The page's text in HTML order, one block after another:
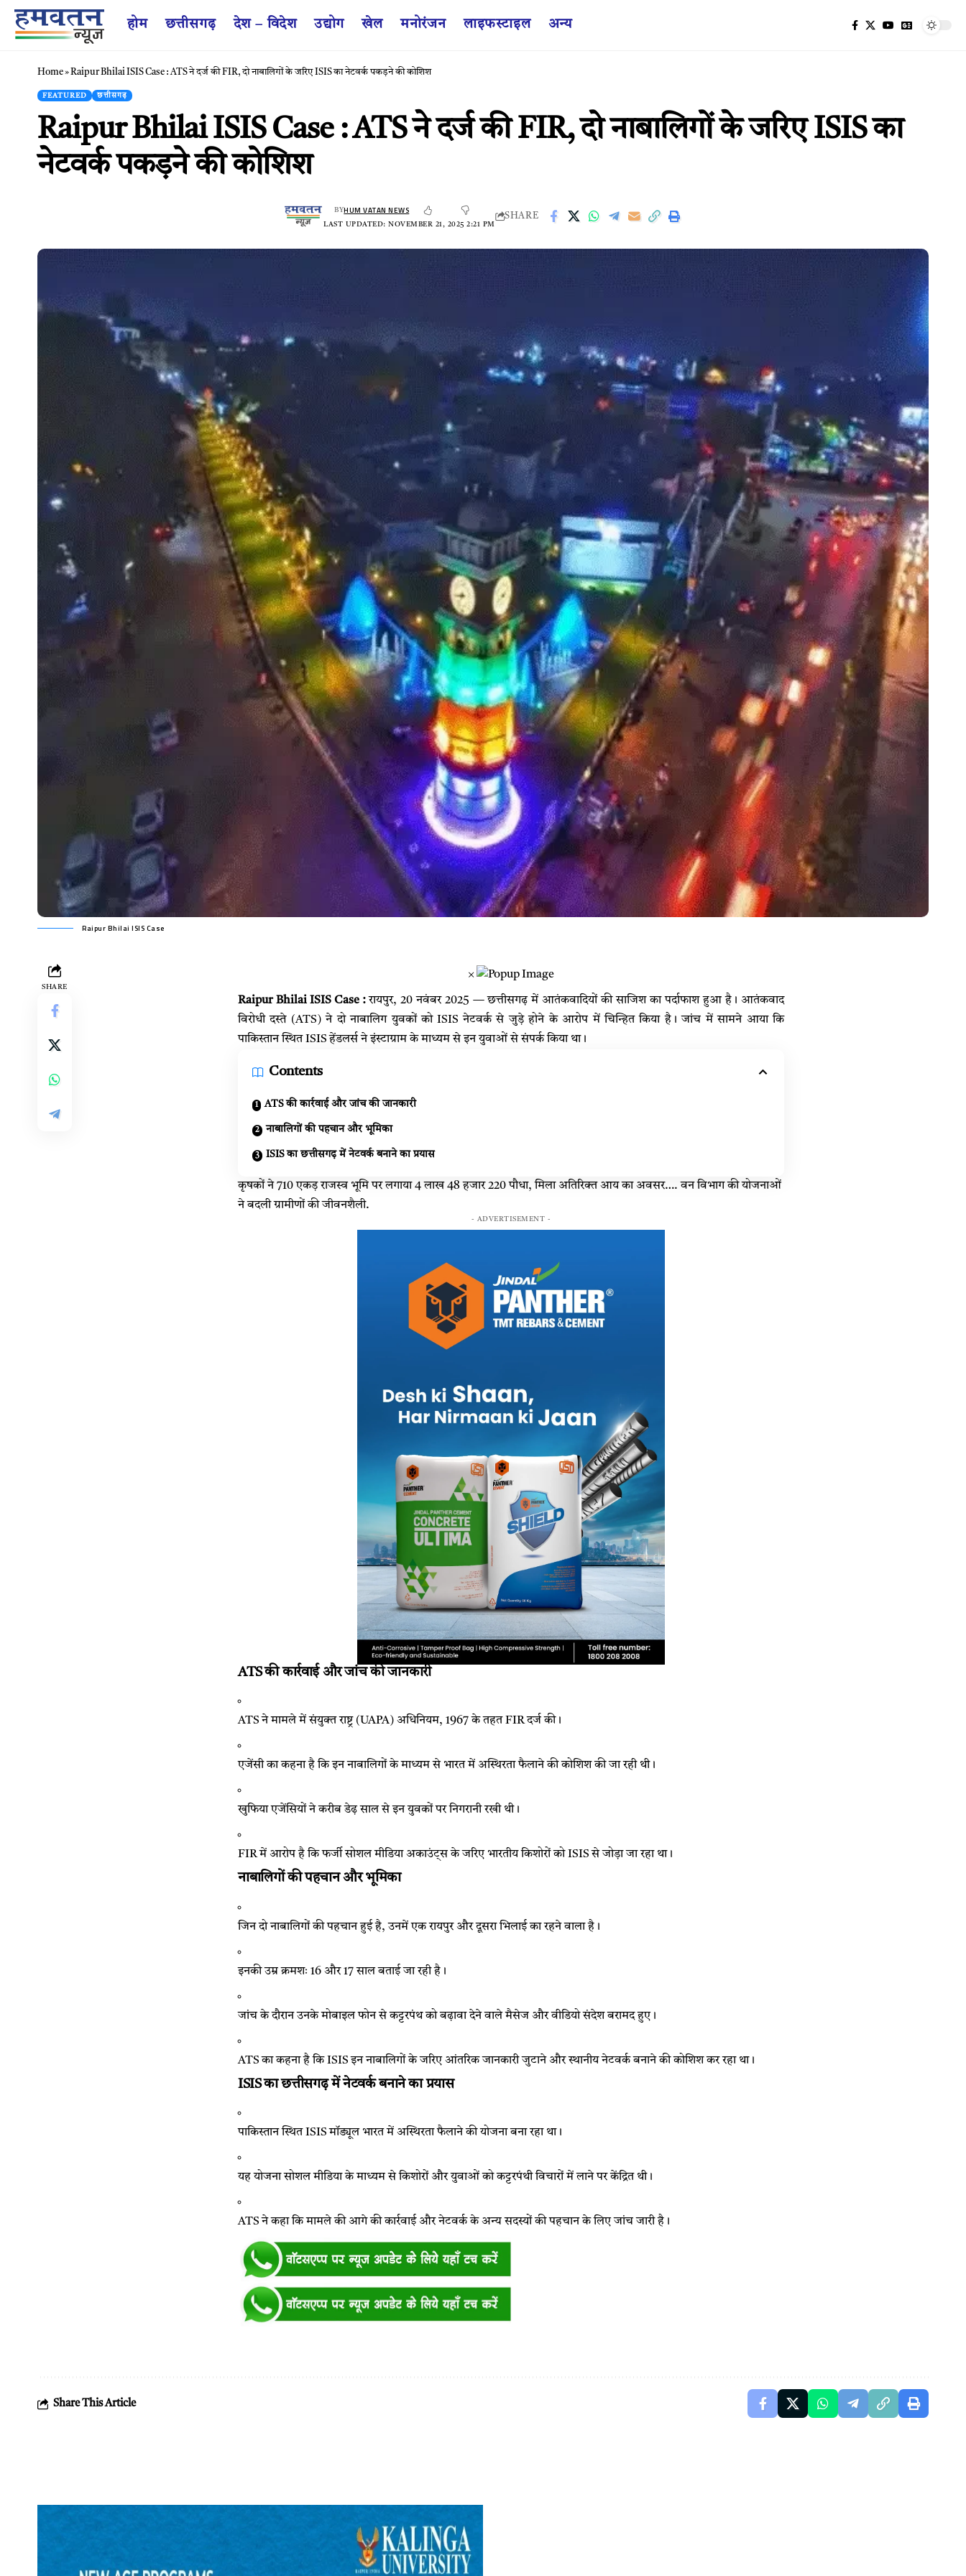
होम छत्तीसगढ़ देश – विदेश उद्योग खेल मनोरंजन लाइफस्टाइल अन्य
Home» Raipur Bhilai ISIS Case : ATS ने दर्ज की FIR, दो नाबालिगों के जरिए ISIS का नेटवर्क पकड़ने की कोशिश
FEATURED छत्तीसगढ़
Raipur Bhilai ISIS Case : ATS ने दर्ज की FIR, दो नाबालिगों के जरिए ISIS का
नेटवर्क पकड़ने की कोशिश
LAST UPDATED: NOVEMBER 21, 2025 2:21 PM
BYHUM VATAN NEWS
SHARE
Raipur Bhilai ISIS Case
SHARE
×
Raipur Bhilai ISIS Case :रायपुर, 20 नवंबर 2025 — छत्तीसगढ़ में आतंकवादियों की साजिश का पर्दाफाश हुआ है। आतंकवाद
विरोधी दस्ते (ATS) ने दो नाबालिग युवकों को ISIS नेटवर्क से जुड़े होने के आरोप में चिन्हित किया है। जांच में सामने आया कि
पाकिस्तान स्थित ISIS हेंडलर्स ने इंस्टाग्राम के माध्यम से इन युवाओं से संपर्क किया था।
Contents
ATS की कार्रवाई और जांच की जानकारी
नाबालिगों की पहचान और भूमिका
ISIS का छत्तीसगढ़ में नेटवर्क बनाने का प्रयास
कृषकों ने 710 एकड़ राजस्व भूमि पर लगाया 4 लाख 48 हजार 220 पौधा, मिला अतिरिक्त आय का अवसर…. वन विभाग की योजनाओं
ने बदली ग्रामीणों की जीवनशैली.
- ADVERTISEMENT -
ATS की कार्रवाई और जांच की जानकारी
ATS ने मामले में संयुक्त राष्ट्र (UAPA) अधिनियम, 1967 के तहत FIR दर्ज की।
एजेंसी का कहना है कि इन नाबालिगों के माध्यम से भारत में अस्थिरता फैलाने की कोशिश की जा रही थी।
खुफिया एजेंसियों ने करीब डेढ़ साल से इन युवकों पर निगरानी रखी थी।
FIR में आरोप है कि फर्जी सोशल मीडिया अकाउंट्स के जरिए भारतीय किशोरों को ISIS से जोड़ा जा रहा था।
नाबालिगों की पहचान और भूमिका
जिन दो नाबालिगों की पहचान हुई है, उनमें एक रायपुर और दूसरा भिलाई का रहने वाला है।
इनकी उम्र क्रमशः 16 और 17 साल बताई जा रही है।
जांच के दौरान उनके मोबाइल फोन से कट्टरपंथ को बढ़ावा देने वाले मैसेज और वीडियो संदेश बरामद हुए।
ATS का कहना है कि ISIS इन नाबालिगों के जरिए आंतरिक जानकारी जुटाने और स्थानीय नेटवर्क बनाने की कोशिश कर रहा था।
ISIS का छत्तीसगढ़ में नेटवर्क बनाने का प्रयास
पाकिस्तान स्थित ISIS मॉड्यूल भारत में अस्थिरता फैलाने की योजना बना रहा था।
यह योजना सोशल मीडिया के माध्यम से किशोरों और युवाओं को कट्टरपंथी विचारों में लाने पर केंद्रित थी।
ATS ने कहा कि मामले की आगे की कार्रवाई और नेटवर्क के अन्य सदस्यों की पहचान के लिए जांच जारी है।
Share This Article